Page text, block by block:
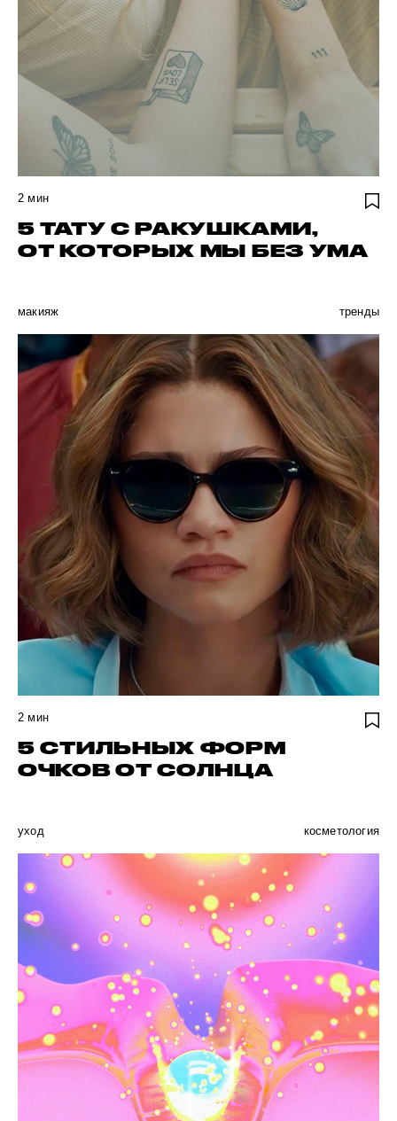
2 мин
5 ТАТУ С РАКУШКАМИ,
ОТ КОТОРЫХ МЫ БЕЗ УМА
макияж тренды
2 мин
5 СТИЛЬНЫХ ФОРМ
ОЧКОВ ОТ СОЛНЦА
уход косметология